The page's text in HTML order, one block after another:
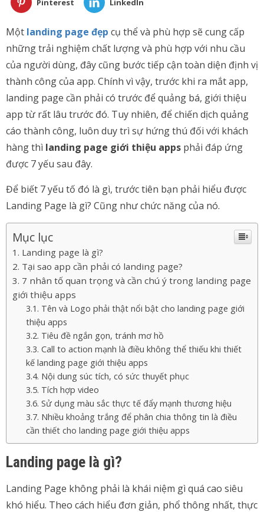
Pinterest LinkedIn
Một landing page đẹp cụ thể và phù hợp sẽ cung cấp
những trải nghiệm chất lượng và phù hợp với nhu cầu
của người dùng, đây cũng bước tiếp cận toàn diện định vị
thành công của app. Chính vì vậy, trước khi ra mắt app,
landing page cần phải có trước để quảng bá, giới thiệu
app từ rất lâu trước đó. Tuy nhiên, để chiến dịch quảng
cáo thành công, luôn duy trì sự hứng thú đối với khách
hàng thì landing page giới thiệu apps phải đáp ứng
được 7 yếu sau đây.
Để biết 7 yếu tố đó là gì, trước tiên bạn phải hiểu được
Landing Page là gì? Cũng như chức năng của nó.
Mục lục
Landing page là gì?
Tại sao app cần phải có landing page?
7 nhân tố quan trọng và cần chú ý trong landing page
giới thiệu apps
Tên và Logo phải thật nổi bật cho landing page giới
thiệu apps
Tiêu đề ngắn gọn, tránh mơ hồ
Call to action mạnh là điều không thể thiếu khi thiết
kế landing page giới thiệu apps
Nội dung súc tích, có sức thuyết phục
Tích hợp video
Sử dụng màu sắc thực tế đẩy mạnh thương hiệu
Nhiều khoảng trắng để phân chia thông tin là điều
cần thiết cho landing page giới thiệu apps
Landing page là gì?
Landing Page không phải là khái niệm gì quá cao siêu
khó hiểu. Theo cách hiểu đơn giản, phổ thông nhất, thực